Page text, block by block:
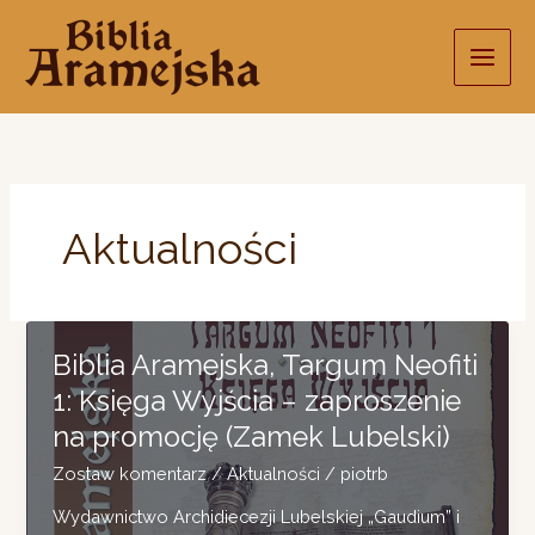
treści
Aktualności
Biblia Aramejska, Targum Neofiti
1: Księga Wyjścia – zaproszenie
na promocję (Zamek Lubelski)
Zostaw komentarz /Aktualności / piotrb
Wydawnictwo Archidiecezji Lubelskiej „Gaudium” i